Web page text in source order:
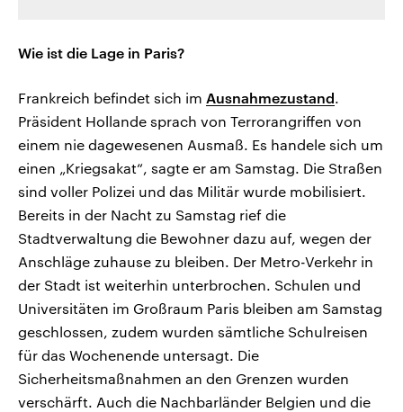
Wie ist die Lage in Paris?
Frankreich befindet sich im Ausnahmezustand.
Präsident Hollande sprach von Terrorangriffen von
einem nie dagewesenen Ausmaß. Es handele sich um
einen „Kriegsakat“, sagte er am Samstag. Die Straßen
sind voller Polizei und das Militär wurde mobilisiert.
Bereits in der Nacht zu Samstag rief die
Stadtverwaltung die Bewohner dazu auf, wegen der
Anschläge zuhause zu bleiben. Der Metro-Verkehr in
der Stadt ist weiterhin unterbrochen. Schulen und
Universitäten im Großraum Paris bleiben am Samstag
geschlossen, zudem wurden sämtliche Schulreisen
für das Wochenende untersagt. Die
Sicherheitsmaßnahmen an den Grenzen wurden
verschärft. Auch die Nachbarländer Belgien und die